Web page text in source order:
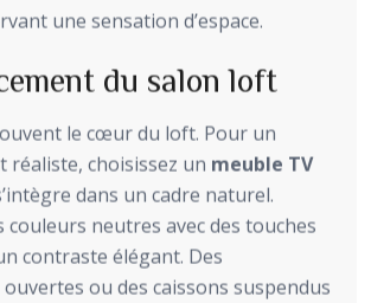
une sensation d’espace.
du salon loft
le cœur du loft. Pour un
réaliste, choisissez un meuble TV
dans un cadre naturel.
couleurs neutres avec des touches
contraste élégant. Des
ou des caissons suspendus